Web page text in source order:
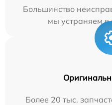
Большинство
мы устраняем в
Более 20 тыс.